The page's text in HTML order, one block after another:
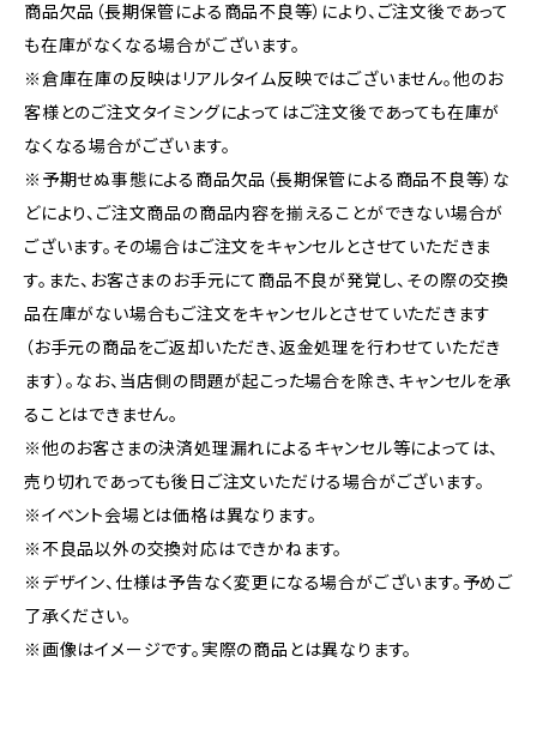
商品欠品（長期保管による商品不良等）により、ご注文後であって
も在庫がなくなる場合がございます。
※倉庫在庫の反映はリアルタイム反映ではございません。他のお
客様とのご注文タイミングによってはご注文後であっても在庫が
なくなる場合がございます。
※予期せぬ事態による商品欠品（長期保管による商品不良等）な
どにより、ご注文商品の商品内容を揃えることができない場合が
ございます。その場合はご注文をキャンセルとさせていただきま
す。また、お客さまのお手元にて商品不良が発覚し、その際の交換
品在庫がない場合もご注文をキャンセルとさせていただきます
（お手元の商品をご返却いただき、返金処理を行わせていただき
ます）。なお、当店側の問題が起こった場合を除き、キャンセルを承
ることはできません。
※他のお客さまの決済処理漏れによるキャンセル等によっては、
売り切れであっても後日ご注文いただける場合がございます。
※イベント会場とは価格は異なります。
※不良品以外の交換対応はできかねます。
※デザイン、仕様は予告なく変更になる場合がございます。予めご
了承ください。
※画像はイメージです。実際の商品とは異なります。